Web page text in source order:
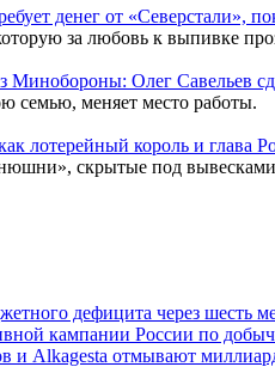
денег от «Северстали»,
за любовь к выпивке
Минобороны: Олег Савельев
семью, меняет место работы.
лотерейный король и глава
скрытые под
дефицита через шесть
кампании России по
Alkagesta отмывают